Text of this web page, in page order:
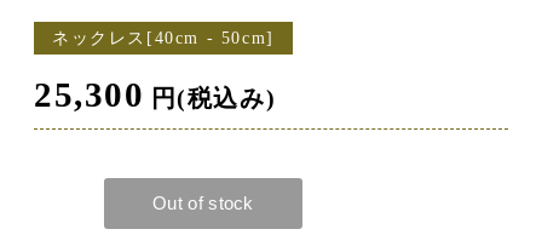
ネックレス[40cm - 50cm]
25,300 円(税込み)